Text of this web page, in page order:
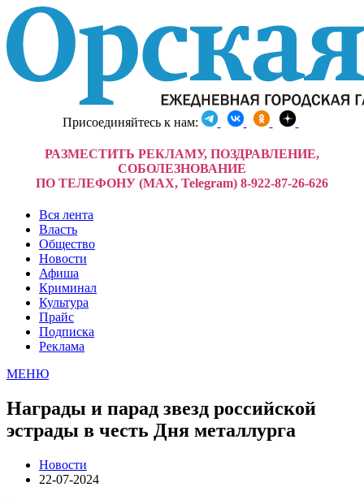
Присоединяйтесь к нам:
РАЗМЕСТИТЬ РЕКЛАМУ, ПОЗДРАВЛЕНИЕ,
СОБОЛЕЗНОВАНИЕ
ПО ТЕЛЕФОНУ (MAX, Telegram) 8-922-87-26-626
Вся лента
Власть
Общество
Новости
Афиша
Криминал
Культура
Прайс
Подписка
Реклама
МЕНЮ
Награды и парад звезд российской
эстрады в честь Дня металлурга
Новости
22-07-2024